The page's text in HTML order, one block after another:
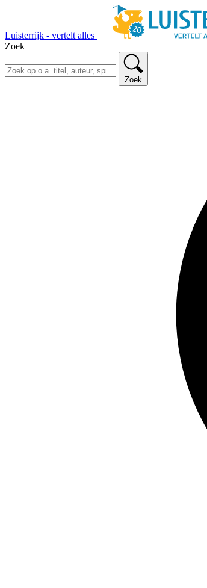
Luisterrijk - vertelt alles
Zoek
Zoek